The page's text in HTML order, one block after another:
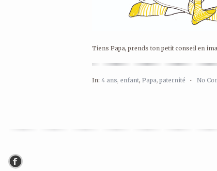
Tiens Papa, prends ton petit conseil en
In: 4 ans, enfant, Papa, paternité • No